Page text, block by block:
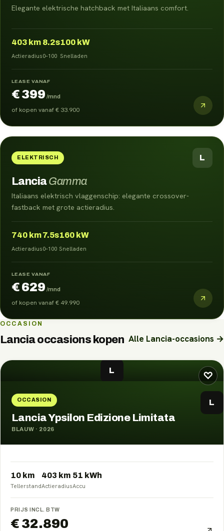
Elegante elektrische hatchback met Italiaans comfort.
403 km
Actieradius
8.2s
0–100
100 kW
Snelladen
LEASE VANAF
€ 399 /mnd
of kopen vanaf€ 33.900
ELEKTRISCH L
LanciaGamma
Italiaans elektrisch vlaggenschip: elegante crossover-
fastback met grote actieradius.
740 km
Actieradius
7.5s
0–100
160 kW
Snelladen
LEASE VANAF
€ 629 /mnd
of kopen vanaf€ 49.990
OCCASION
Lanciaoccasions kopen Alle Lancia-occasions →
♡
L
OCCASION L
Lancia Ypsilon Edizione Limitata
BLAUW · 2026
10 km
Tellerstand
403 km
Actieradius
51 kWh
Accu
PRIJS INCL. BTW
€ 32.890